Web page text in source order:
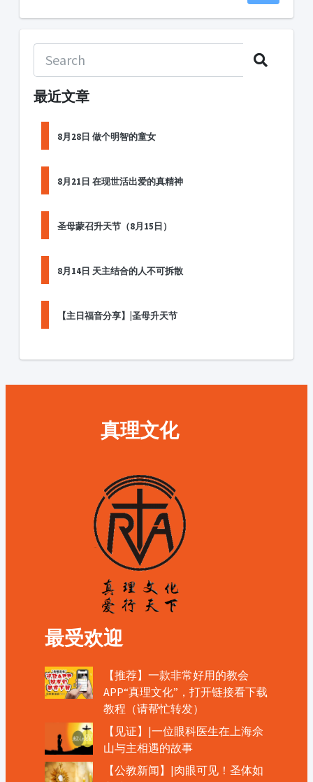
最近文章
8月28日 做个明智的童女
8月21日 在现世活出爱的真精神
圣母蒙召升天节（8月15日）
8月14日 天主结合的人不可拆散
【主日福音分享】|圣母升天节
真理文化
最受欢迎
【推荐】一款非常好用的教会
APP“真理文化”，打开链接看下载
教程（请帮忙转发）
【见证】|一位眼科医生在上海佘
山与主相遇的故事
【公教新闻】|肉眼可见！圣体如